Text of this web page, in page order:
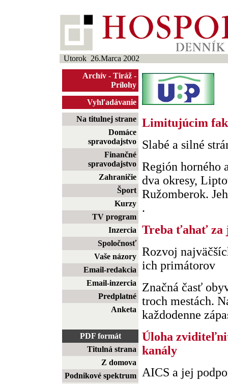
Utorok 26.Marca 2002
Archív - Tiráž -
Prílohy
Vyhľadávanie
Na titulnej strane
Domáce
spravodajstvo
Finančné
spravodajstvo
Zahraničie
Šport
Kurzy
TV program
Inzercia
Spoločnosť
Vaše názory
Email-redakcia
Email-inzercia
Predplatné
Anketa
PDF formát
Titulná strana
Z domova
Podnikové spektrum
Limitujúcim
Slabé a silné
Región horného
dva okresy,
Ružomberok.
.
Treba ťahať za
Rozvoj
ich primátorov
Značná časť
troch mestách.
každodenne
Úloha
kanály
AICS a jej